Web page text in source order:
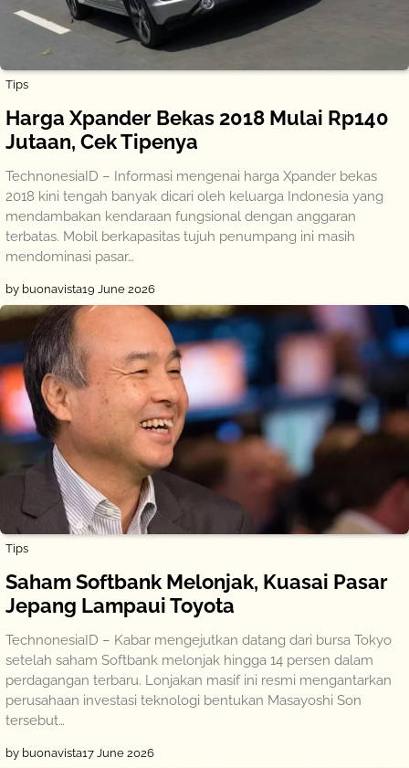
Tips
Harga Xpander Bekas 2018 Mulai Rp140
Jutaan, Cek Tipenya
TechnonesiaID – Informasi mengenai harga Xpander bekas
2018 kini tengah banyak dicari oleh keluarga Indonesia yang
mendambakan kendaraan fungsional dengan anggaran
terbatas. Mobil berkapasitas tujuh penumpang ini masih
mendominasi pasar…
by buonavista19 June 2026
Tips
Saham Softbank Melonjak, Kuasai Pasar
Jepang Lampaui Toyota
TechnonesiaID – Kabar mengejutkan datang dari bursa Tokyo
setelah saham Softbank melonjak hingga 14 persen dalam
perdagangan terbaru. Lonjakan masif ini resmi mengantarkan
perusahaan investasi teknologi bentukan Masayoshi Son
tersebut…
by buonavista17 June 2026